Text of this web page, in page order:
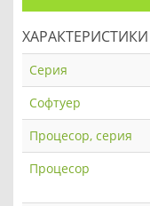
ХАРАКТЕРИСТИКИ
Серия
Софтуер
Процесор, серия
Процесор